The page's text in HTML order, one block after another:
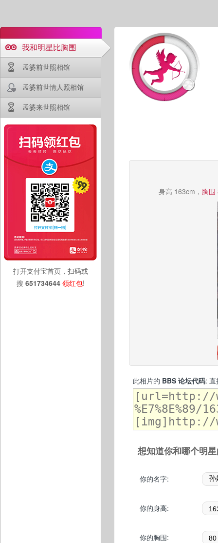
我和明星比胸围
孟婆前世照相馆
孟婆前世情人照相馆
孟婆来世照相馆
打开支付宝首页，扫码或
搜 651734644 领红包!
身高 163cm， 胸围
此相片的 BBS 论坛代码: 直
想知道你和哪个明
你的名字:
你的身高:
你的胸围: